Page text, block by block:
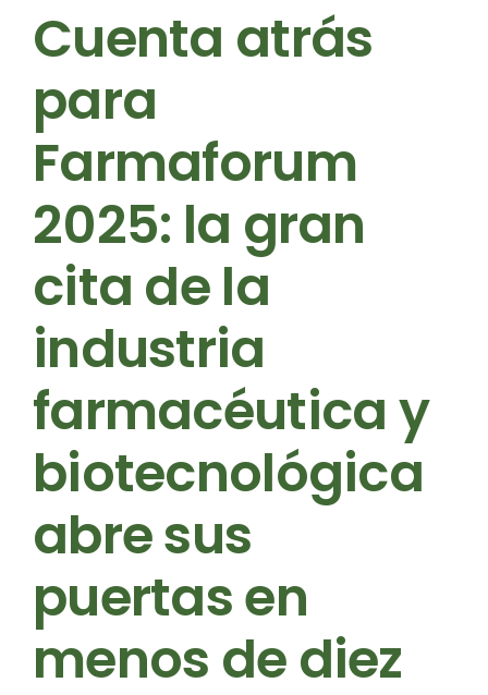
Cuenta atrás
para
Farmaforum
2025: la gran
cita de la
industria
farmacéutica y
biotecnológica
abre sus
puertas en
menos de diez